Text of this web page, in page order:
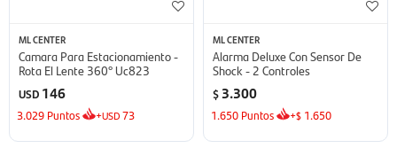
ML CENTER
Camara Para Estacionamiento -
Rota El Lente 360° Uc823
USD 146
3.029 Puntos +USD73
ML CENTER
Alarma Deluxe Con Sensor De
Shock - 2 Controles
$ 3.300
1.650 Puntos +$ 1.650